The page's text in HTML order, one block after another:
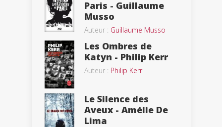
Paris - Guillaume
Musso
Auteur : Guillaume Musso
Les Ombres de
Katyn - Philip Kerr
Auteur : Philip Kerr
Le Silence des
Aveux - Amélie De
Lima